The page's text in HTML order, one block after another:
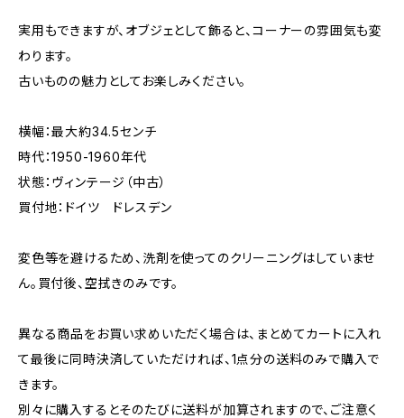
実用もできますが、オブジェとして飾ると、コーナーの雰囲気も変
わります。
古いものの魅力としてお楽しみください。
横幅：最大約34.5センチ
時代：1950-1960年代
状態：ヴィンテージ（中古）
買付地：ドイツ ドレスデン
変色等を避けるため、洗剤を使ってのクリーニングはしていませ
ん。買付後、空拭きのみです。
異なる商品をお買い求めいただく場合は、まとめてカートに入れ
て最後に同時決済していただければ、1点分の送料のみで購入で
きます。
別々に購入するとそのたびに送料が加算されますので、ご注意く